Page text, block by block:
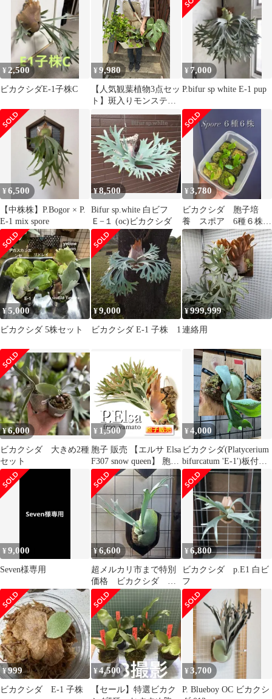
の株分け品です
¥2,500
ビカクシダE-1子株C
¥9,980
【人気観葉植物3点セッ
ト】斑入りモンステラ
（タイコンステレーシ
ョン）/フィカス・ベン
ジャミン・バロック/ビ
カクシダ・アルシコル
ネ インテリアグリー
ン 初心者おすすめ（ラ
ベルE)
¥ 7,000
P.bifur sp white E-1 pup
¥6,500
【中株株】P.Bogor × P.
E-1 mix spore
¥8,500
Bifur sp.white 白ビフ
Ｅ−１ (oc)ビカクシダ
¥3,780
ビカクシダ 胞子培
養 スポア 6種６株セ
ット
¥5,000
ビカクシダ 5株セット
¥9,000
ビカクシダ E-1 子株 1
¥999,999
連絡用
¥6,000
ビカクシダ 大きめ2種
セット
¥ 1,500
胞子 販売 【エルサ Elsa
F307 snow queen】 胞子
培養 ビカクシダ スポア
spore 1パック 【ジフィ
ー2回分ほど】約0.1ml
入り
¥4,000
ビカクシダ(Platycerium
bifurcatum 'E-1')板付
国内生産<9bp>アフタ
ーフォロー◎
¥9,000
Seven様専用
¥ 6,600
超メルカリ市まで特別
価格 ビカクシダ E-1
OC株 白ビフ
¥6,800
ビカクシダ p.E1 白ビ
フ
¥999
ビカクシダ E-1 子株
¥4,500
【セール】特選ビカク
¥3,700
P. Blueboy OC ビカクシ